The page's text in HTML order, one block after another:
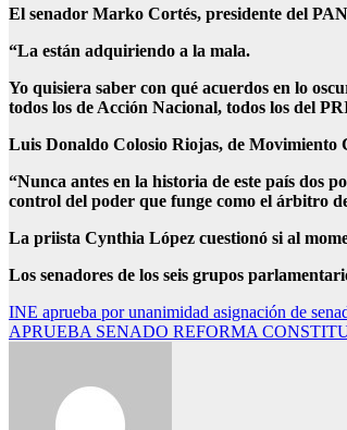
El senador Marko Cortés, presidente del
“La están adquiriendo a la mala.
Yo quisiera saber con qué acuerdos en lo
todos los de Acción Nacional, todos los del
Luis Donaldo Colosio Riojas, de Movimiento
“Nunca antes en la historia de este país dos
control del poder que funge como el árbitro
La priista Cynthia López cuestionó si al
Los senadores de los seis grupos
Navegación
de
INE aprueba por unanimidad asignación de
APRUEBA SENADO REFORMA